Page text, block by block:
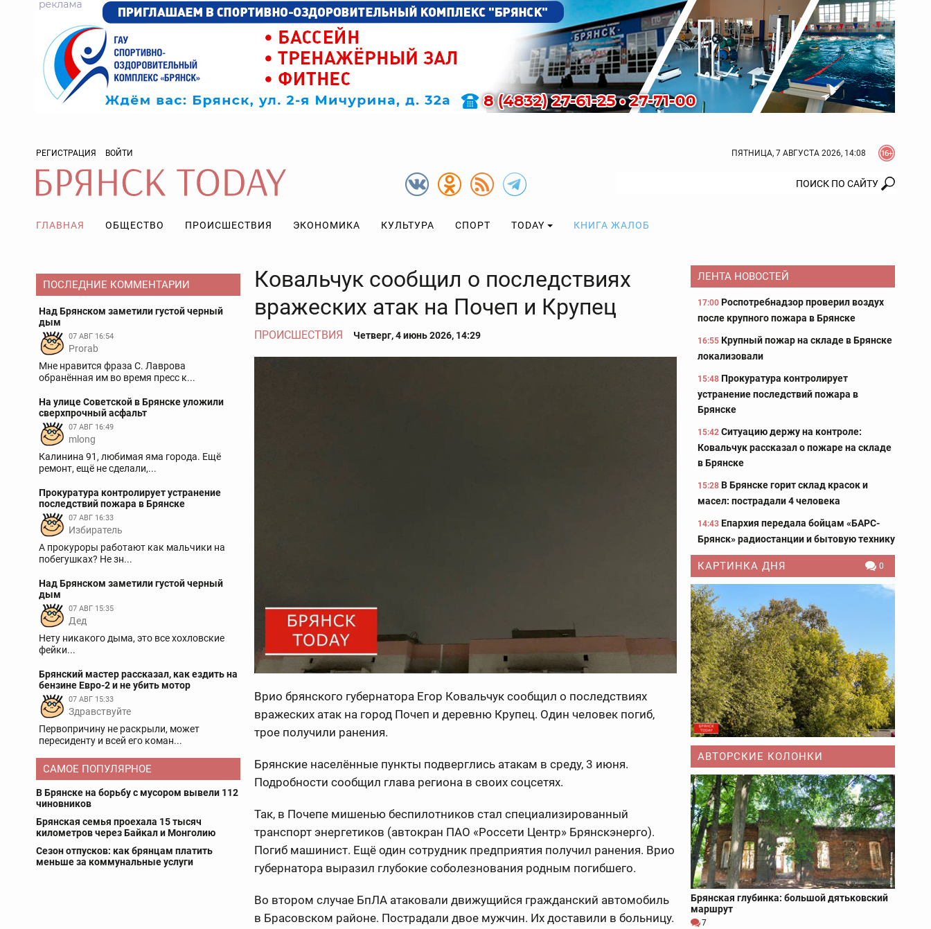
РЕГИСТРАЦИЯ ВОЙТИ ПЯТНИЦА, 7 АВГУСТА 2026, 14:08
ГЛАВНАЯ ОБЩЕСТВО ПРОИСШЕСТВИЯ ЭКОНОМИКА КУЛЬТУРА СПОРТ TODAY КНИГА ЖАЛОБ
ПОСЛЕДНИЕ КОММЕНТАРИИ
Над Брянском заметили густой черный
дым
07 АВГ 16:54
Prorab
Мне нравится фраза С. Лаврова
обранённая им во время пресс к...
На улице Советской в Брянске уложили
сверхпрочный асфальт
07 АВГ 16:49
mlong
Калинина 91, любимая яма города. Ещё
ремонт, ещё не сделали,...
Прокуратура контролирует устранение
последствий пожара в Брянске
07 АВГ 16:33
Избиратель
А прокуроры работают как мальчики на
побегушках? Не зн...
Над Брянском заметили густой черный
дым
07 АВГ 15:35
Дед
Нету никакого дыма, это все хохловские
фейки...
Брянский мастер рассказал, как ездить на
бензине Евро-2 и не убить мотор
07 АВГ 15:33
Здравствуйте
Первопричину не раскрыли, может
пересиденту и всей его коман...
САМОЕ ПОПУЛЯРНОЕ
В Брянске на борьбу с мусором вывели 112
чиновников
Брянская семья проехала 15 тысяч
километров через Байкал и Монголию
Сезон отпусков: как брянцам платить
меньше за коммунальные услуги
Ковальчук сообщил о последствиях
вражеских атак на Почеп и Крупец
ПРОИСШЕСТВИЯ Четверг, 4 июнь 2026, 14:29
Врио брянского губернатора Егор Ковальчук сообщил о последствиях
вражеских атак на город Почеп и деревню Крупец. Один человек погиб,
трое получили ранения.
Брянские населённые пункты подверглись атакам в среду, 3 июня.
Подробности сообщил глава региона в своих соцсетях.
Так, в Почепе мишенью беспилотников стал специализированный
транспорт энергетиков (автокран ПАО «Россети Центр» Брянскэнерго).
Погиб машинист. Ещё один сотрудник предприятия получил ранения. Врио
губернатора выразил глубокие соболезнования родным погибшего.
Во втором случае БпЛА атаковали движущийся гражданский автомобиль
в Брасовском районе. Пострадали двое мужчин. Их доставили в больницу.
ЛЕНТА НОВОСТЕЙ
17:00 Роспотребнадзор проверил воздух
после крупного пожара в Брянске
16:55 Крупный пожар на складе в Брянске
локализовали
15:48 Прокуратура контролирует
устранение последствий пожара в
Брянске
15:42 Ситуацию держу на контроле:
Ковальчук рассказал о пожаре на складе
в Брянске
15:28 В Брянске горит склад красок и
масел: пострадали 4 человека
14:43 Епархия передала бойцам «БАРС-
Брянск» радиостанции и бытовую технику
КАРТИНКА ДНЯ 0
АВТОРСКИЕ КОЛОНКИ
Брянская глубинка: большой дятьковский
маршрут
7